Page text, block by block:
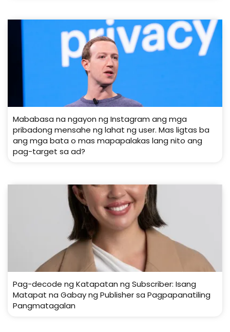
Mababasa na ngayon ng Instagram ang mga
pribadong mensahe ng lahat ng user. Mas ligtas ba
ang mga bata o mas mapapalakas lang nito ang
pag-target sa ad?
Pag-decode ng Katapatan ng Subscriber: Isang
Matapat na Gabay ng Publisher sa Pagpapanatiling
Pangmatagalan